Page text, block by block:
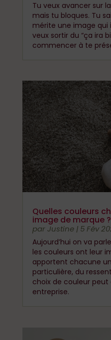
Tu veux avancer sur
mais tu bloques. Tu
mérite une image qui
veux sortir du “ça ira
commencer à te
Quelles couleurs
image de marque ?
parJustine| 5 Fév
Aujourd’hui on va
les couleurs ont leur
apportent chacune
particulière, du
choix de couleur
entreprise.